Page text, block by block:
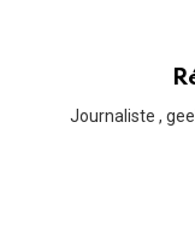
Journaliste ,